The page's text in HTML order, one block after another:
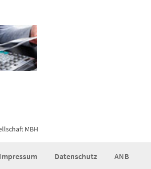
MBH
Impressum Datenschutz ANB